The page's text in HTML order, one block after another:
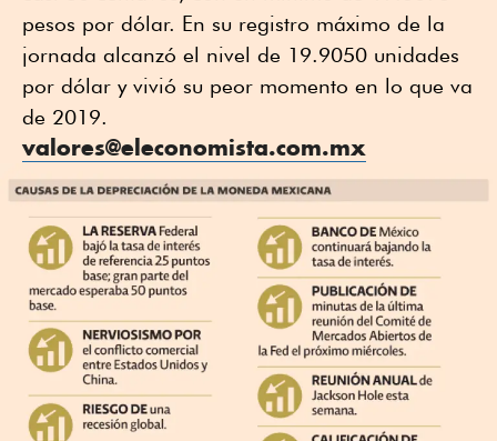
pesos por dólar. En su registro máximo de la
jornada alcanzó el nivel de 19.9050 unidades
por dólar y vivió su peor momento en lo que va
de 2019.
valores@eleconomista.com.mx